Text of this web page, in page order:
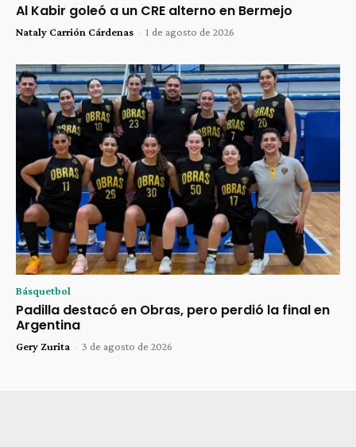
Al Kabir goleó a un CRE alterno en Bermejo
Nataly Carrión Cárdenas - 1 de agosto de 2026
Básquetbol
Padilla destacó en Obras, pero perdió la final en
Argentina
Gery Zurita - 3 de agosto de 2026